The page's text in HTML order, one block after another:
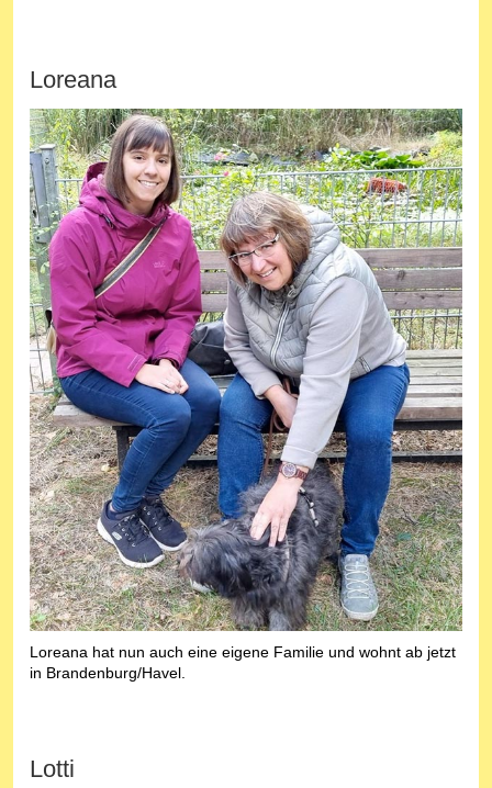
Loreana
Loreana hat nun auch eine eigene Familie und wohnt ab jetzt
in Brandenburg/Havel.
Lotti